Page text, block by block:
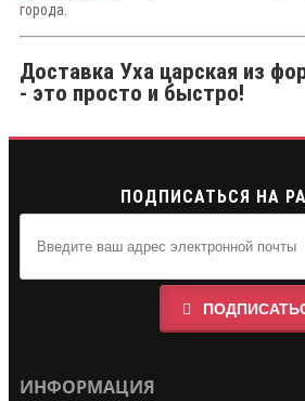
города.
Доставка Уха царская из
- это просто и быстро!
ПОДПИСАТЬСЯ НА
ИНФОРМАЦИЯ